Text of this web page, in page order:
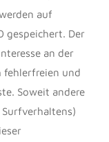
auf
gespeichert. Der
an der
fehlerfreien und
Soweit andere
Surfverhaltens)